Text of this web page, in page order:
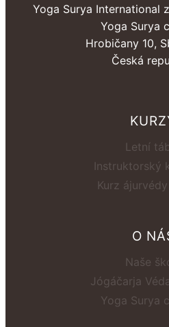
Yoga Surya International
Yoga Surya
Hrobičany 10,
Česká
Letní
Instruktorský
Kurz
O
Naše
Jógáčarja
Yoga Surya